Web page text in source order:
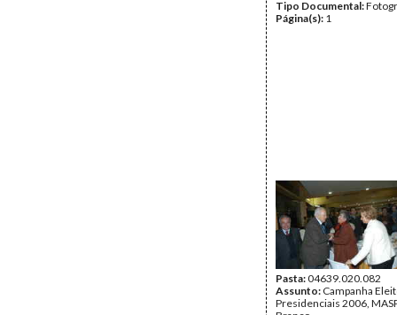
Tipo Documental:
Página(s): 1
Pasta:04639.020.082
Assunto: Campanha
Presidenciais 2006,